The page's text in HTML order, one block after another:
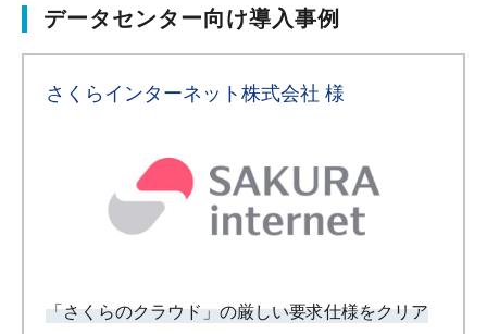
データセンター向け導入事例
さくらインターネット株式会社 様
「さくらのクラウド」の厳しい要求仕様をクリア